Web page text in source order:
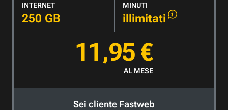
INTERNET
250 GB
MINUTI
illimitati
11,95 €
AL MESE
Sei cliente Fastweb